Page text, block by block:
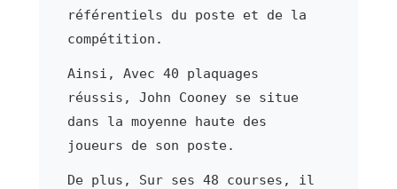
référentiels du poste et de la
compétition.
Ainsi, Avec 40 plaquages
réussis, John Cooney se situe
dans la moyenne haute des
joueurs de son poste.
De plus, Sur ses 48 courses, il